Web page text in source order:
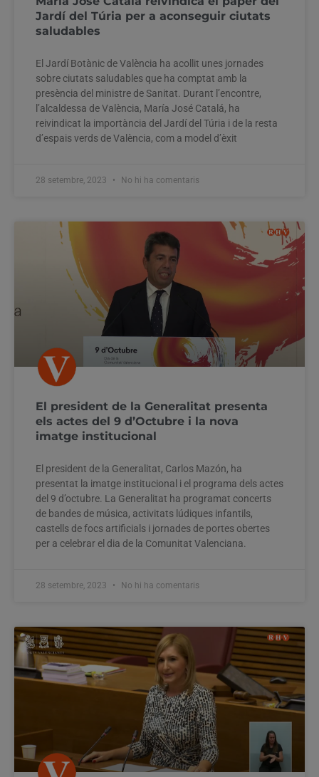
Jardí del Túria per a aconseguir ciutats
saludables
El Jardí Botànic de València ha acollit unes jornades
sobre ciutats saludables que ha comptat amb la
presència del ministre de Sanitat. Durant l’encontre,
l’alcaldessa de València, María José Catalá, ha
reivindicat la importància del Jardí del Túria i de la resta
d’espais verds de València, com a model d’èxit
28 setembre, 2023 No hi ha comentaris
El president de la Generalitat presenta
els actes del 9 d’Octubre i la nova
imatge institucional
El president de la Generalitat, Carlos Mazón, ha
presentat la imatge institucional i el programa dels actes
del 9 d’octubre. La Generalitat ha programat concerts
de bandes de música, activitats lúdiques infantils,
castells de focs artificials i jornades de portes obertes
per a celebrar el dia de la Comunitat Valenciana.
28 setembre, 2023 No hi ha comentaris